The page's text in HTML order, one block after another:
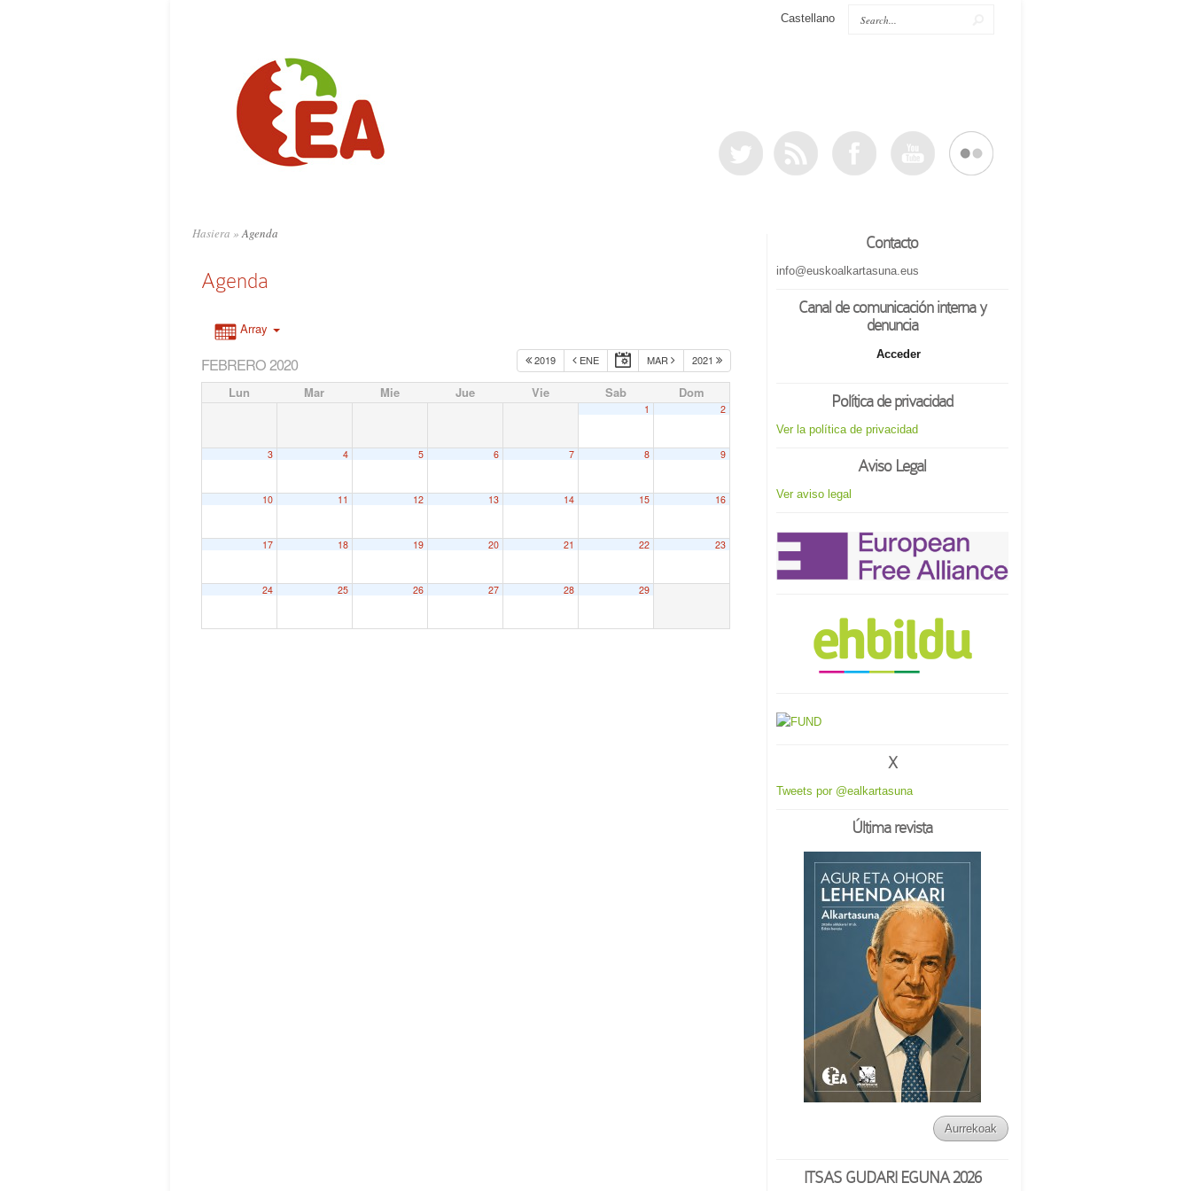
Castellano
Hasiera »Agenda
Agenda
Array
FEBRERO 2020 2019 ENE MAR 2021
Lun Mar Mie Jue Vie Sab Dom
1 2
3 4 5 6 7 8 9
10 11 12 13 14 15 16
17 18 19 20 21 22 23
24 25 26 27 28 29
Contacto
info@euskoalkartasuna.eus
Canal de comunicación interna y
denuncia
Acceder
Política de privacidad
Ver la política de privacidad
Aviso Legal
Ver aviso legal
X
Tweets por @ealkartasuna
Última revista
Aurrekoak
ITSAS GUDARI EGUNA 2026